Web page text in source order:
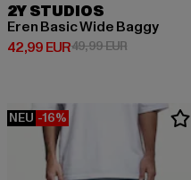
2Y STUDIOS
Eren Basic Wide Baggy
42,99 EUR
Derzeitiger Preis: 42,99 EUR
49,99 EUR
NEU -16%